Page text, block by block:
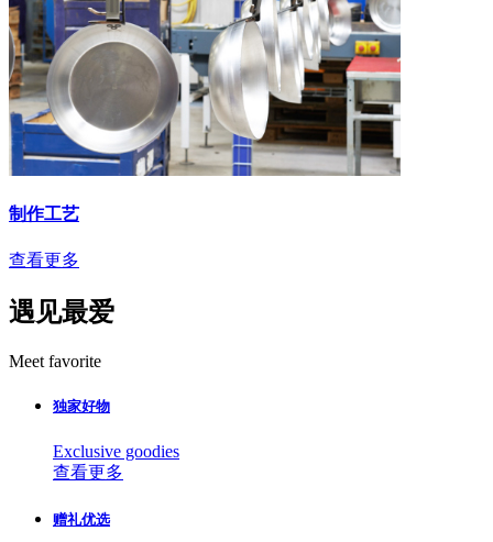
制作工艺
查看更多
遇见最爱
Meet favorite
独家好物
Exclusive goodies
查看更多
赠礼优选